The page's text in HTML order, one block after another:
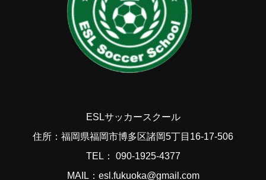
ESLサッカースクール
住所：福岡県福岡市博多区諸岡5丁目16-17-506
TEL： 090-1925-4377
MAIL：esl.fukuoka@gmail.com